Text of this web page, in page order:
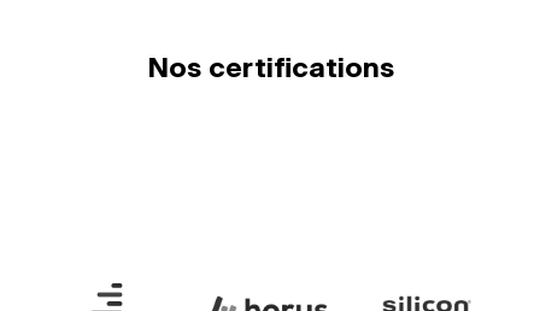
Nos certifications